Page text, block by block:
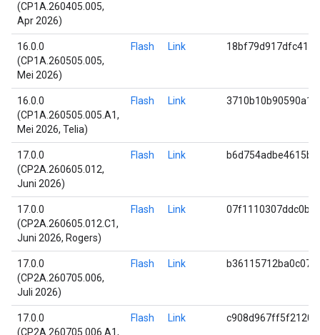
(CP1A.260405.005,
Apr 2026)
16.0.0
(CP1A.260505.005,
Mei 2026)
Flash Link
16.0.0
(CP1A.260505.005.A1,
Mei 2026, Telia)
Flash Link
17.0.0
(CP2A.260605.012,
Juni 2026)
Flash Link
17.0.0
(CP2A.260605.012.C1,
Juni 2026, Rogers)
Flash Link
17.0.0
(CP2A.260705.006,
Juli 2026)
Flash Link
17.0.0
(CP2A.260705.006.A1,
Flash Link